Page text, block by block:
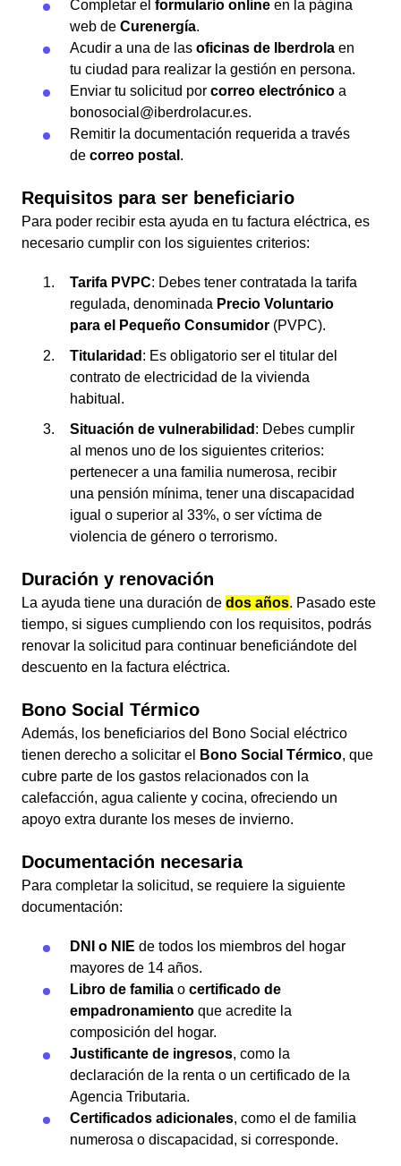
Completar el formulario online en la página
web de Curenergía.
Acudir a una de las oficinas de Iberdrola en
tu ciudad para realizar la gestión en persona.
Enviar tu solicitud por correo electrónico a
bonosocial@iberdrolacur.es.
Remitir la documentación requerida a través
de correo postal .
Requisitos para ser beneficiario
Para poder recibir esta ayuda en tu factura eléctrica, es
necesario cumplir con los siguientes criterios:
Tarifa PVPC: Debes tener contratada la tarifa
regulada, denominada Precio Voluntario
para el Pequeño Consumidor (PVPC).
Titularidad : Es obligatorio ser el titular del
contrato de electricidad de la vivienda
habitual.
Situación de vulnerabilidad : Debes cumplir
al menos uno de los siguientes criterios:
pertenecer a una familia numerosa, recibir
una pensión mínima, tener una discapacidad
igual o superior al 33%, o ser víctima de
violencia de género o terrorismo.
Duración y renovación
La ayuda tiene una duración de dos años. Pasado este
tiempo, si sigues cumpliendo con los requisitos, podrás
renovar la solicitud para continuar beneficiándote del
descuento en la factura eléctrica.
Bono Social Térmico
Además, los beneficiarios del Bono Social eléctrico
tienen derecho a solicitar el
Bono Social Térmico, que
cubre parte de los gastos relacionados con la
calefacción, agua caliente y cocina, ofreciendo un
apoyo extra durante los meses de invierno.
Documentación necesaria
Para completar la solicitud, se requiere la siguiente
documentación:
DNI o NIE de todos los miembros del hogar
mayores de 14 años.
Libro de familia o certificado de
empadronamiento que acredite la
composición del hogar.
Justificante de ingresos, como la
declaración de la renta o un certificado de la
Agencia Tributaria.
Certificados adicionales, como el de familia
numerosa o discapacidad, si corresponde.